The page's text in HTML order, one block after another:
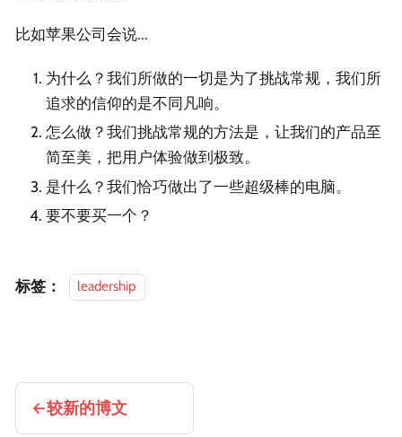
比如苹果公司会说...
为什么？我们所做的一切是为了挑战常规，我们所
追求的信仰的是不同凡响。
怎么做？我们挑战常规的方法是，让我们的产品至
简至美，把用户体验做到极致。
是什么？我们恰巧做出了一些超级棒的电脑。
要不要买一个？
标签： leadership
较新的博文